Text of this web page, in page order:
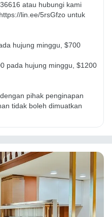
atau hubungi kami
lin.ee/5rsGfzo untuk
hujung minggu, $700
pada hujung minggu, $1200
pihak penginapan
tidak boleh dimuatkan